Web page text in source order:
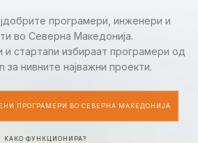
програмери, инженери и
во Северна Македонија.
и стартапи избираат програмери од
за нивните најважни проекти.
ПРОГРАМЕРИ ВО СЕВЕРНА МАКЕДОНИЈА
КАКО ФУНКЦИОНИРА?